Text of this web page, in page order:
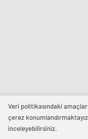
Veri politikasındaki
çerez
inceleyebilirsiniz.